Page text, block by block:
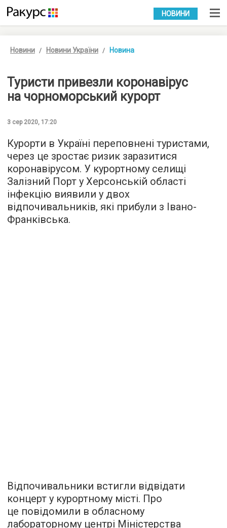
УКР РУС
НОВИНИ
Новини Новини України Новина
Туристи привезли коронавірус
на чорноморський курорт
3 сер 2020, 17:20
Курорти в Україні переповнені туристами,
через це зростає ризик заразитися
коронавірусом. У курортному селищі
Залізний Порт у Херсонській області
інфекцію виявили у двох
відпочивальників, які прибули з Івано-
Франківська.
Відпочивальники встигли відвідати
концерт у курортному місті. Про
це повідомили в обласному
лабораторному центрі Міністерства